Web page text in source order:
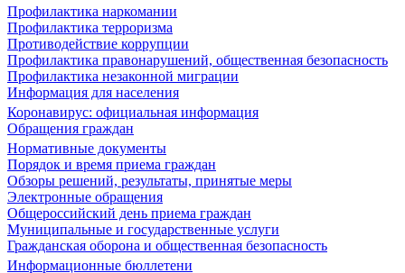
Профилактика наркомании
Профилактика терроризма
Противодействие коррупции
Профилактика правонарушений, общественная безопасность
Профилактика незаконной миграции
Информация для населения
Коронавирус: официальная информация
Обращения граждан
Нормативные документы
Порядок и время приема граждан
Обзоры решений, результаты, принятые меры
Электронные обращения
Общероссийский день приема граждан
Муниципальные и государственные услуги
Гражданская оборона и общественная безопасность
Информационные бюллетени